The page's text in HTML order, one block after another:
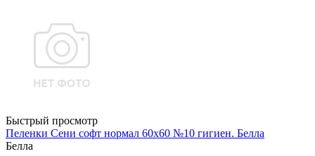
Быстрый просмотр
Пеленки Сени софт нормал 60х60 №10 гигиен. Белла
Белла